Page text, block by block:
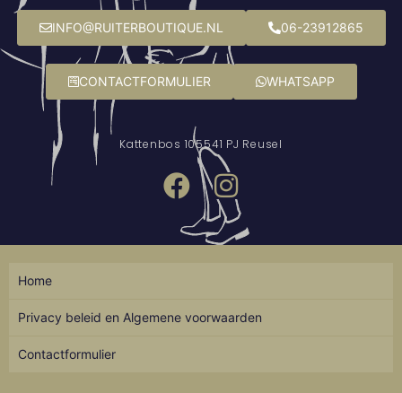
INFO@RUITERBOUTIQUE.NL 06-23912865
CONTACTFORMULIER WHATSAPP
Kattenbos 105541 PJ Reusel
Home
Privacy beleid en Algemene voorwaarden
Contactformulier